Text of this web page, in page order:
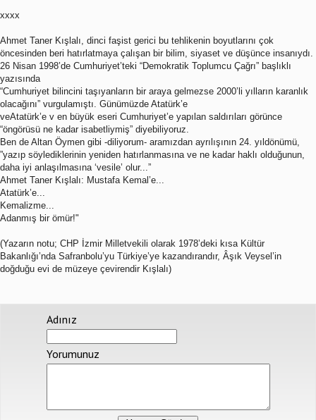
xxxx
Ahmet Taner Kışlalı, dinci faşist gerici bu tehlikenin boyutlarını çok
öncesinden beri hatırlatmaya çalışan bir bilim, siyaset ve düşünce insanıydı.
26 Nisan 1998’de Cumhuriyet’teki “Demokratik Toplumcu Çağrı” başlıklı
yazısında
“Cumhuriyet bilincini taşıyanların bir araya gelmezse 2000’li yılların karanlık
olacağını” vurgulamıştı. Günümüzde Atatürk’e
veAtatürk’e v en büyük eseri Cumhuriyet’e yapılan saldırıları görünce
“öngörüsü ne kadar isabetliymiş” diyebiliyoruz.
Ben de Altan Öymen gibi -diliyorum- aramızdan ayrılışının 24. yıldönümü,
”yazıp söylediklerinin yeniden hatırlanmasına ve ne kadar haklı olduğunun,
daha iyi anlaşılmasına ‘vesile’ olur...”
Ahmet Taner Kışlalı: Mustafa Kemal’e...
Atatürk’e...
Kemalizme...
Adanmış bir ömür!"
(Yazarın notu; CHP İzmir Milletvekili olarak 1978’deki kısa Kültür
Bakanlığı’nda Safranbolu’yu Türkiye’ye kazandırandır, Âşık Veysel’in
doğduğu evi de müzeye çevirendir Kışlalı)
Adınız
Yorumunuz